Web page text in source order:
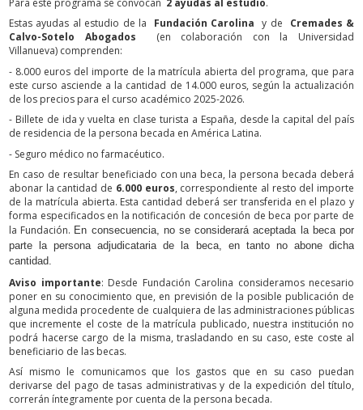
Estas ayudas al estudio de la Fundación Carolinay de Cremades &
Calvo-Sotelo Abogados (en colaboración con la Universidad
Villanueva) comprenden:
- 8.000 euros del importe de la matrícula abierta del programa, que para
este curso asciende a la cantidad de 14.000 euros, según la actualización
de los precios para el curso académico 2025-2026.
- Billete de ida y vuelta en clase turista a España, desde la capital del país
de residencia de la persona becada en América Latina.
- Seguro médico no farmacéutico.
En caso de resultar beneficiado con una beca, la persona becada deberá
abonar la cantidad de 6.000 euros, correspondiente al resto del importe
de la matrícula abierta. Esta cantidad deberá ser transferida en el plazo y
forma especificados en la notificación de concesión de beca por parte de
la Fundación. En consecuencia, no se considerará aceptada la beca por
parte la persona adjudicataria de la beca, en tanto no abone dicha
cantidad.
Aviso importante: Desde Fundación Carolina consideramos necesario
poner en su conocimiento que, en previsión de la posible publicación de
alguna medida procedente de cualquiera de las administraciones públicas
que incremente el coste de la matrícula publicado, nuestra institución no
podrá hacerse cargo de la misma, trasladando en su caso, este coste al
beneficiario de las becas.
Así mismo le comunicamos que los gastos que en su caso puedan
derivarse del pago de tasas administrativas y de la expedición del título,
correrán íntegramente por cuenta de la persona becada.